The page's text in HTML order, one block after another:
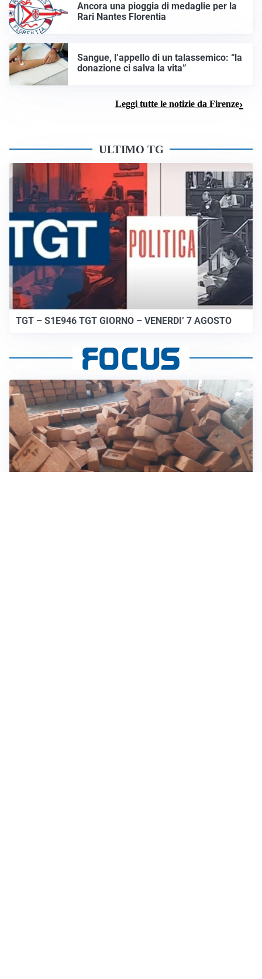
Ancora una pioggia di medaglie per la
Rari Nantes Florentia
Sangue, l’appello di un talassemico: “la
donazione ci salva la vita”
Leggi tutte le notizie da Firenze
ULTIMO TG
TGT – S1E946 TGT GIORNO – VENERDI’ 7 AGOSTO